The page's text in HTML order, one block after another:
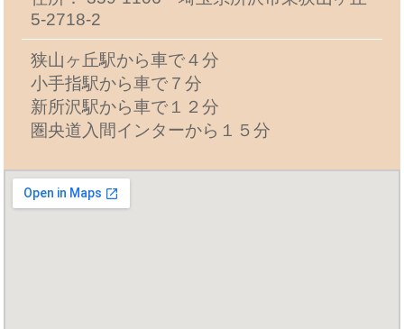
5-2718-2
狭山ヶ丘駅から車で４分
小手指駅から車で７分
新所沢駅から車で１２分
圏央道入間インターから１５分